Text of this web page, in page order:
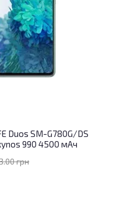
Duos SM-G780G/DS
990 4500 мАч
грн